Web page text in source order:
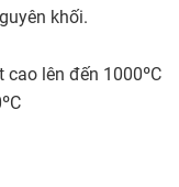
khối.
lên đến 1000ºC